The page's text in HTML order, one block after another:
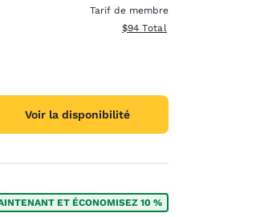
Tarif de membre
Afficher les détails totaux
$94 Total
Voir la disponibilité
ET ÉCONOMISEZ 10 %